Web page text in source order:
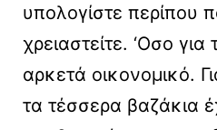
υπολογίστε περίπου
χρειαστείτε. ‘Οσο για
αρκετά οικονομικό.
τα τέσσερα βαζάκια